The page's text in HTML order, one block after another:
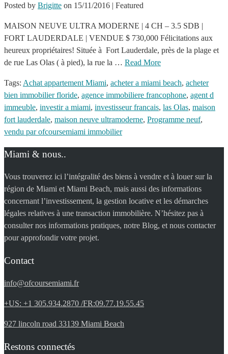
Posted by Brigitte on 15/11/2016 | Featured
MAISON NEUVE ULTRA MODERNE | 4 CH – 3.5 SDB |
FORT LAUDERDALE | VENDUE $ 730,000 Félicitations aux
heureux propriétaires! Située à Fort Lauderdale, près de la plage et
de rue Las Olas ( à pied), la rue la … Read More
Tags: Achat appartement Miami, acheter a miami beach, acheter
bien immobilier floride, agence immobiliere francophone, agent d
immeuble, investir a miami, investisseur francais, las Olas, maison
fort lauderdale, maison neuve ultramoderne, Programme neuf,
vendu par ofcoursemiami immobilier
Miami & nous..
Vous trouverez ici l’intégralité des biens à vendre et à louer sur la
région de Miami et Miami Beach, mais aussi des informations
concernant l’investissement, la gestion locative et les démarches
légales relatives à une transaction immobilière. N’hésitez pas à
consulter nos informations pratiques, notre Blog, et nous contacter
pour approfondir votre projet.
Contact
info@ofcoursemiami.fr
+US: +1 305.934.2870 /FR:09.77.19.55.45
927 lincoln road 33139 Miami Beach
Restons connectés